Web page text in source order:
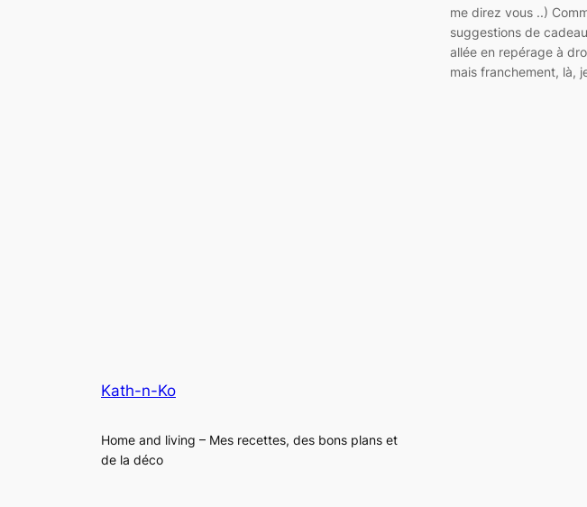
me direz vous ..)
suggestions de
allée en repérage à
mais franchement, là,
Kath-n-Ko
Home and living – Mes recettes, des bons plans et
de la déco